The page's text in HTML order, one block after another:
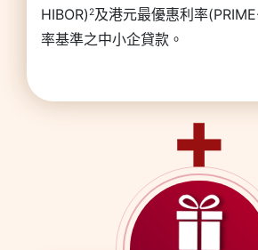
HIBOR)2及港元最優惠利率
率基準之中小企貸款。